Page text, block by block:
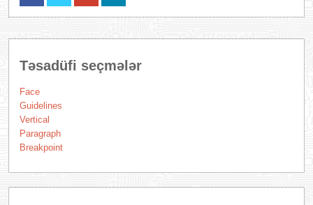
Təsadüfi seçmələr
Face
Guidelines
Vertical
Paragraph
Breakpoint